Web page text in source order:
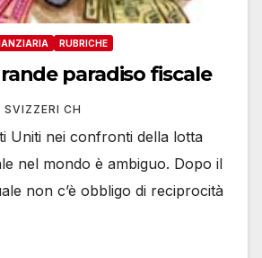
RUBRICHE
paradiso fiscale
SVIZZERI CH
Uniti nei confronti della lotta
nel mondo è ambiguo. Dopo il
non c’è obbligo di reciprocità